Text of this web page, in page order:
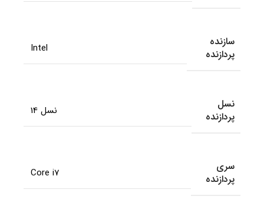
سازنده
پردازنده
Intel
نسل
پردازنده
نسل 14
سری
پردازنده
Core i7